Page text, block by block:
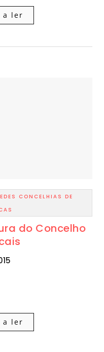
a ler
CONCELHIAS DE
do Concelho
a ler